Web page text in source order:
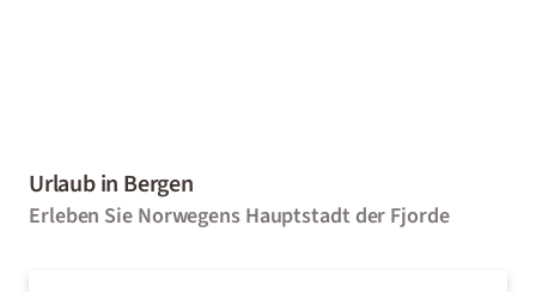
Urlaub in Bergen
Erleben Sie Norwegens Hauptstadt der Fjorde